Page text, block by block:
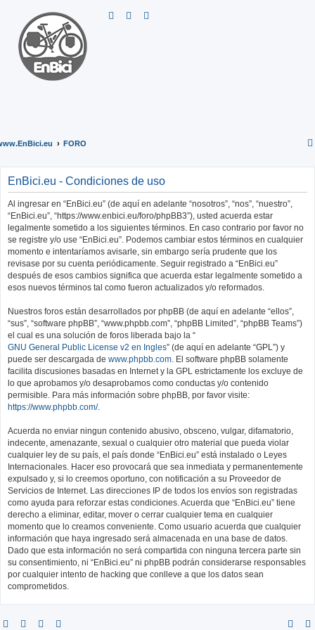
FORO
EnBici.eu - Condiciones de uso
Al ingresar en “EnBici.eu” (de aquí en adelante “nosotros”, “nos”, “nuestro”,
“EnBici.eu”, “https://www.enbici.eu/foro/phpBB3”), usted acuerda estar
legalmente sometido a los siguientes términos. En caso contrario por favor no
se registre y/o use “EnBici.eu”. Podemos cambiar estos términos en cualquier
momento e intentaríamos avisarle, sin embargo sería prudente que los
revisase por su cuenta periódicamente. Seguir registrado a “EnBici.eu”
después de esos cambios significa que acuerda estar legalmente sometido a
esos nuevos términos tal como fueron actualizados y/o reformados.
Nuestros foros están desarrollados por phpBB (de aquí en adelante “ellos”,
“sus”, “software phpBB”, “www.phpbb.com”, “phpBB Limited”, “phpBB Teams”)
el cual es una solución de foros liberada bajo la “
GNU General Public License v2 en Ingles” (de aquí en adelante “GPL”) y
puede ser descargada de www.phpbb.com. El software phpBB solamente
facilita discusiones basadas en Internet y la GPL estrictamente los excluye de
lo que aprobamos y/o desaprobamos como conductas y/o contenido
permisible. Para más información sobre phpBB, por favor visite:
https://www.phpbb.com/.
Acuerda no enviar ningun contenido abusivo, obsceno, vulgar, difamatorio,
indecente, amenazante, sexual o cualquier otro material que pueda violar
cualquier ley de su país, el país donde “EnBici.eu” está instalado o Leyes
Internacionales. Hacer eso provocará que sea inmediata y permanentemente
expulsado y, si lo creemos oportuno, con notificación a su Proveedor de
Servicios de Internet. Las direcciones IP de todos los envíos son registradas
como ayuda para reforzar estas condiciones. Acuerda que “EnBici.eu” tiene
derecho a eliminar, editar, mover o cerrar cualquier tema en cualquier
momento que lo creamos conveniente. Como usuario acuerda que cualquier
información que haya ingresado será almacenada en una base de datos.
Dado que esta información no será compartida con ninguna tercera parte sin
su consentimiento, ni “EnBici.eu” ni phpBB podrán considerarse responsables
por cualquier intento de hacking que conlleve a que los datos sean
comprometidos.